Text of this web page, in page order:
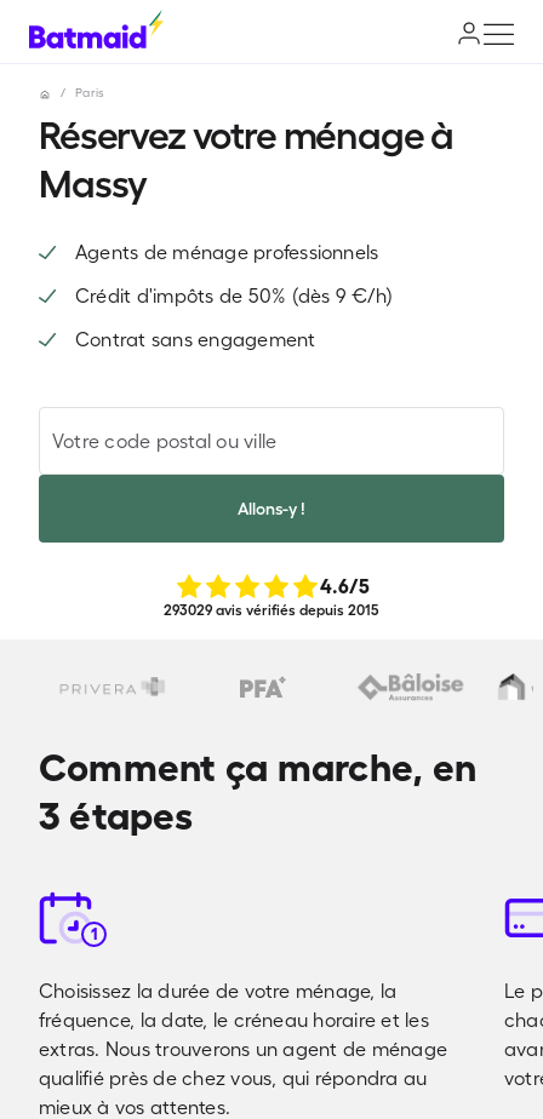
/ Paris
Réservez votre ménage à
Massy
Agents de ménage professionnels
Crédit d'impôts de 50% (dès 9 €/h)
Contrat sans engagement
Votre code postal ou ville
Allons-y !
4.6/5
293029 avis vérifiés depuis 2015
Comment ça marche, en
3 étapes
1
Choisissez la durée de votre ménage, la
fréquence, la date, le créneau horaire et les
extras. Nous trouverons un agent de ménage
qualifié près de chez vous, qui répondra au
mieux à vos attentes.
Le